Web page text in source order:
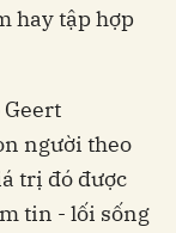
hay tập hợp
người theo
trị đó được
tin - lối sống